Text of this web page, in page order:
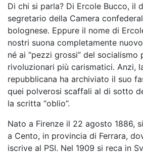
Di chi si parla? Di Ercole Bucco, il
segretario della Camera
bolognese. Eppure il nome di
nostri suona completamente
né ai “pezzi grossi” del socialismo
rivoluzionari più carismatici. Anzi,
repubblicana ha archiviato il suo
quei polverosi scaffali al di sotto
la scritta “oblio”.
Nato a Firenze il 22 agosto 1886,
a Cento, in provincia di Ferrara,
iscrive al PSI. Nel 1909 si reca in